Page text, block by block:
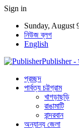
Sign in
Sunday, August
নিউজ ব্লগ
English
Publisher -
প্রচ্ছদ
পার্বত্য চট্টগ্রাম
খাগড়াছড়ি
রাঙামাটি
বান্দরবান
অন্যান্য জেলা